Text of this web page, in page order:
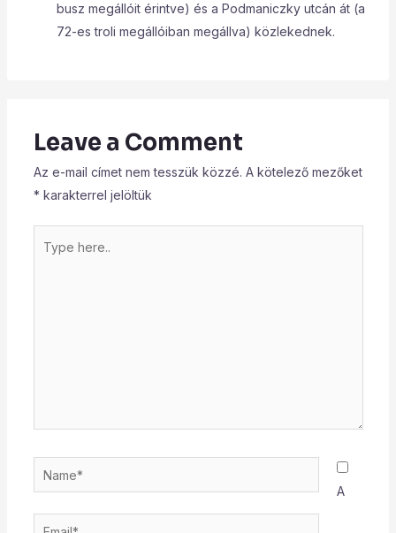
busz megállóit érintve) és a Podmaniczky utcán át (a
72-es troli megállóiban megállva) közlekednek.
Leave a Comment
Az e-mail címet nem tesszük közzé. A kötelező mezőket
* karakterrel jelöltük
here..
Name*
Email*
A